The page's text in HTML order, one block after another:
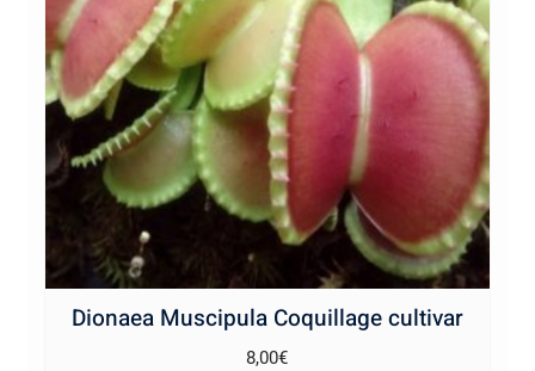
Dionaea Muscipula Coquillage cultivar
8,00€